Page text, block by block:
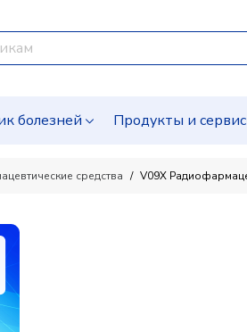
болезней Продукты и
средства V09X